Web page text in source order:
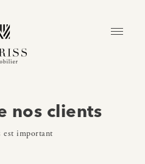
nos clients
est important